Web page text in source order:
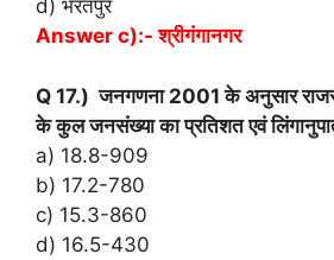
d) भरतपुर
Answer c):- श्रीगंगानगर
Q 17.) जनगणना 2001 के अनुसार
के कुल जनसंख्या का प्रतिशत एवं
a) 18.8-909
b) 17.2-780
c) 15.3-860
d) 16.5-430